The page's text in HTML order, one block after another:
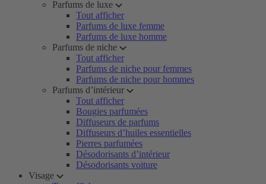
Parfums de luxe
Tout afficher
Parfums de luxe femme
Parfums de luxe homme
Parfums de niche
Tout afficher
Parfums de niche pour femmes
Parfums de niche pour hommes
Parfums d’intérieur
Tout afficher
Bougies parfumées
Diffuseurs de parfums
Diffuseurs d’huiles essentielles
Pierres parfumées
Désodorisants d’intérieur
Désodorisants voiture
Visage